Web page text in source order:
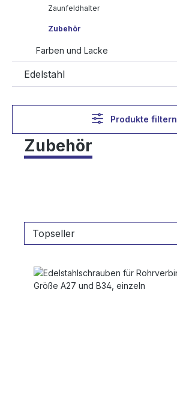
Zaunfeldhalter
Zubehör
Farben und Lacke
Edelstahl
Produkte filtern
Zubehör